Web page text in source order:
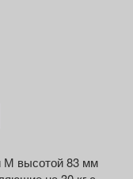
М высотой 83 мм